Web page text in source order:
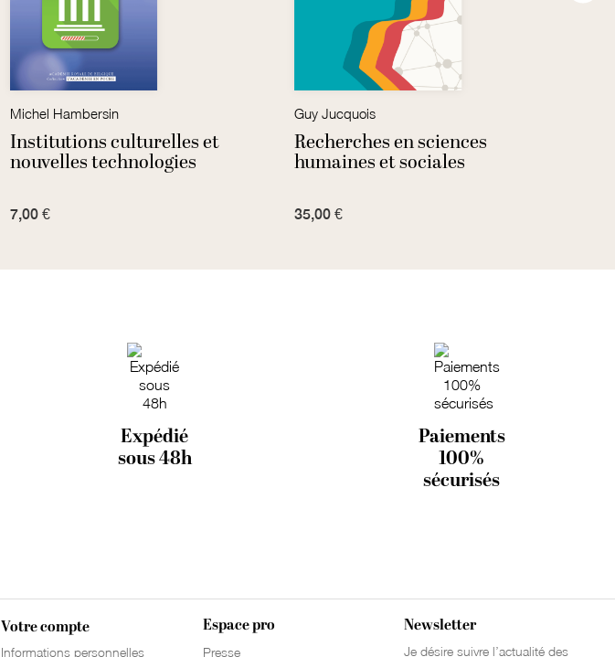
Michel Hambersin
Institutions culturelles et
nouvelles technologies
7,00 €
Guy Jucquois
Recherches en sciences
humaines et sociales
35,00 €
Expédié
sous 48h
Paiements
100%
sécurisés
Votre compte
Informations personnelles
Espace pro
Presse
Newsletter
Je désire suivre l’actualité des